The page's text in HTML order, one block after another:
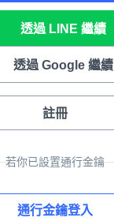
透過 LINE 繼續
透過 Google 繼續
註冊
若你已設置通行金鑰
通行金鑰登入